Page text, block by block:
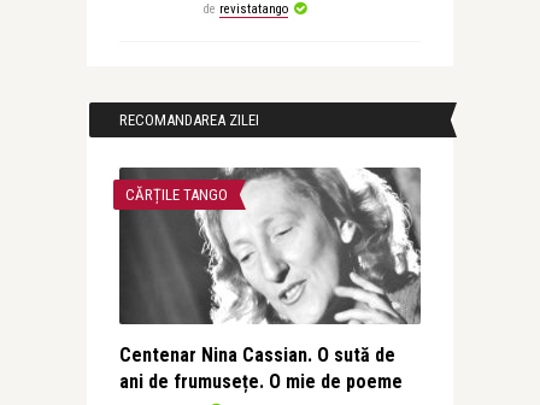
de revistatango
RECOMANDAREA ZILEI
CĂRȚILE TANGO
Centenar Nina Cassian. O sută de
ani de frumusețe. O mie de poeme